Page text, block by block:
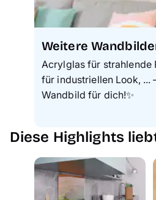
Weitere
Acrylglas für strahlende
für industriellen Look, ...
Wandbild für dich!✨
Diese Highlights